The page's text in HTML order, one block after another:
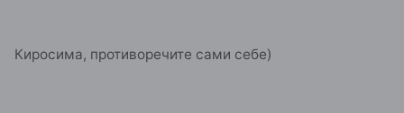
Киросима, противоречите сами себе)